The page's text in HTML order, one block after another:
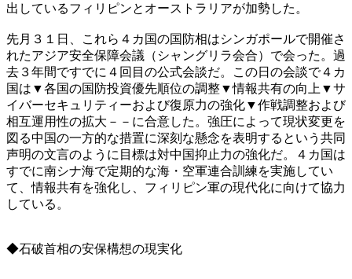
出しているフィリピンとオーストラリアが加勢した。
先月３１日、これら４カ国の国防相はシンガポールで開催さ
れたアジア安全保障会議（シャングリラ会合）で会った。過
去３年間ですでに４回目の公式会談だ。この日の会談で４カ
国は▼各国の国防投資優先順位の調整▼情報共有の向上▼サ
イバーセキュリティーおよび復原力の強化▼作戦調整および
相互運用性の拡大－－に合意した。強圧によって現状変更を
図る中国の一方的な措置に深刻な懸念を表明するという共同
声明の文言のように目標は対中国抑止力の強化だ。４カ国は
すでに南シナ海で定期的な海・空軍連合訓練を実施してい
て、情報共有を強化し、フィリピン軍の現代化に向けて協力
している。
◆石破首相の安保構想の現実化